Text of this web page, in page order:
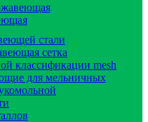
стали
сетка
классификации mesh
для мельничных